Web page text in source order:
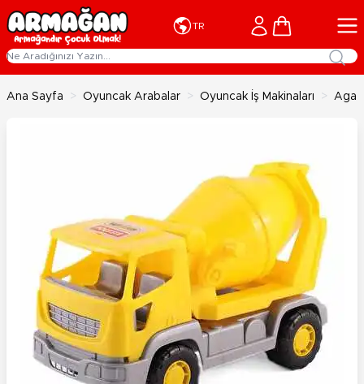
İçeriğe geç
TR Cart
Ana Sayfa > Oyuncak Arabalar > Oyuncak İş Makinaları > Agat